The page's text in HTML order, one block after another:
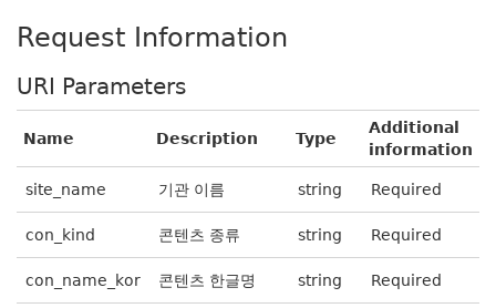
Request Information
URI Parameters
Name Description Type
Additional
information
site_name 기관 이름 string Required
con_kind 콘텐츠 종류 string Required
con_name_kor 콘텐츠 한글명 string Required